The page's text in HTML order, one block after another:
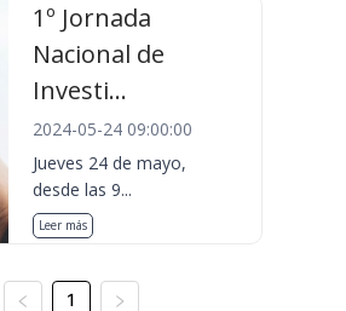
1º Jornada
Nacional de
Investi...
2024-05-24 09:00:00
Jueves 24 de mayo,
desde las 9...
Leer más
1